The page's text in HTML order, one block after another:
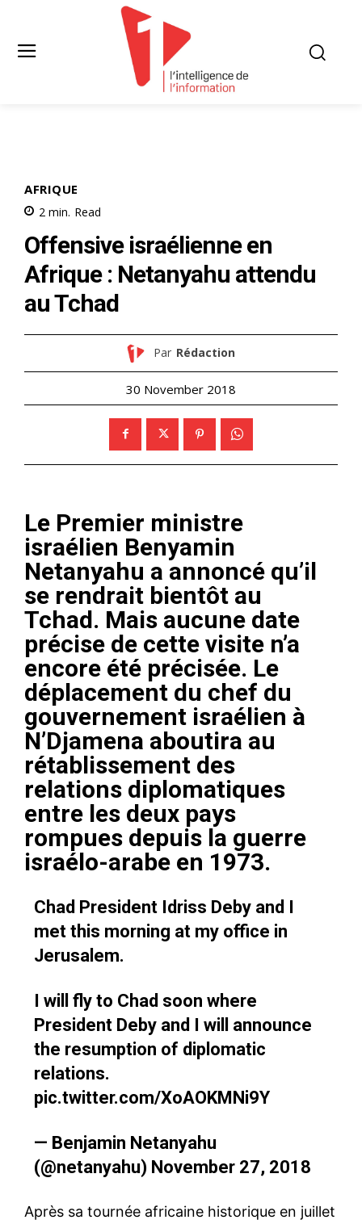
AFRIQUE
2 min. Read
Offensive israélienne en
Afrique : Netanyahu attendu
au Tchad
Par Rédaction
30 November 2018
Le Premier ministre
israélien Benyamin
Netanyahu a annoncé qu’il
se rendrait bientôt au
Tchad. Mais aucune date
précise de cette visite n’a
encore été précisée. Le
déplacement du chef du
gouvernement israélien à
N’Djamena aboutira au
rétablissement des
relations diplomatiques
entre les deux pays
rompues depuis la guerre
israélo-arabe en 1973.
Chad President Idriss Deby and I
met this morning at my office in
Jerusalem.
I will fly to Chad soon where
President Deby and I will announce
the resumption of diplomatic
relations.
pic.twitter.com/XoAOKMNi9Y
— Benjamin Netanyahu
(@netanyahu) November 27, 2018
Après sa tournée africaine historique en juillet